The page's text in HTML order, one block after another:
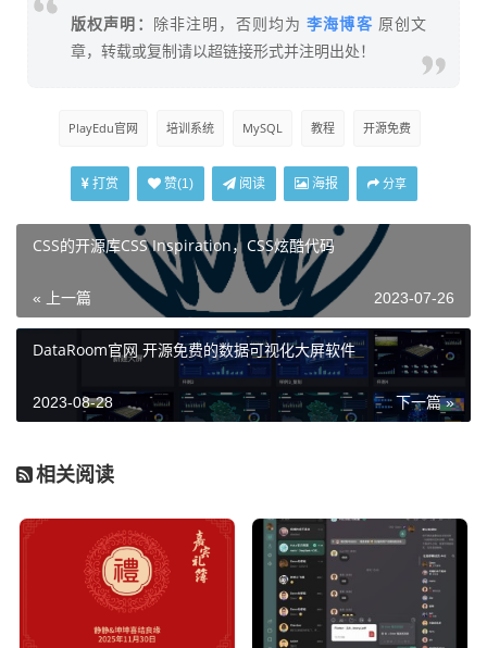
版权声明： 除非注明，否则均为 李海博客 原创文
章，转载或复制请以超链接形式并注明出处！
PlayEdu官网 培训系统 MySQL 教程 开源免费
打赏 赞(1) 阅读 海报 分享
CSS的开源库CSS Inspiration，CSS炫酷代码
« 上一篇 2023-07-26
​DataRoom官网 开源免费的数据可视化大屏软件
下一篇 »
2023-08-28
相关阅读